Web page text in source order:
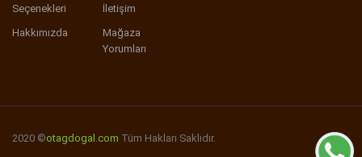
Seçenekleri
Hakkımızda
İletişim
Mağaza
Yorumları
2020 ©otagdogal.com Tüm Hakları Saklıdır.